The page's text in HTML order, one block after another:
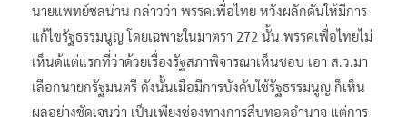
นายแพทย์ชลน่าน กล่าวว่า พรรคเพื่อไทย หวังผลักดันให้มีการ
แก้ไขรัฐธรรมนูญ โดยเฉพาะในมาตรา 272 นั้น พรรคเพื่อไทยไม่
เห็นด้แต่แรกที่ว่าด้วยเรื่องรัฐสภาพิจารณาเห็นชอบ เอา ส.ว.มา
เลือกนายกรัฐมนตรี ดังนั้นเมื่อมีการบังคับใช้รัฐธรรมนูญ ก็เห็น
ผลอย่างชัดเจนว่า เป็นเพียงช่องทางการสืบทอดอำนาจ แต่การ